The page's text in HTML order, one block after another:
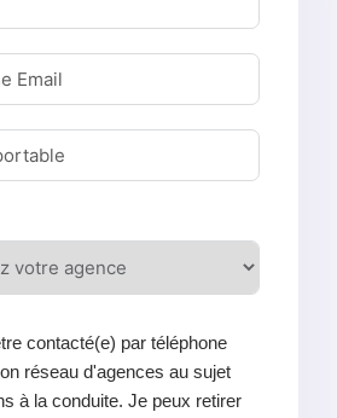
contacté(e) par téléphone
réseau d'agences au sujet
à la conduite. Je peux retirer